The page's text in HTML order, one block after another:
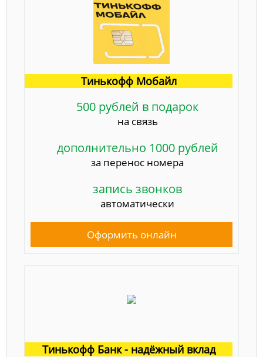
Тинькофф Мобайл
500 рублей в подарок
на связь
дополнительно 1000 рублей
за перенос номера
запись звонков
автоматически
Оформить онлайн
Тинькофф Банк - надёжный вклад